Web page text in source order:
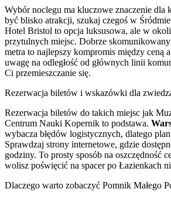
Wybór noclegu ma kluczowe znaczenie dla
być blisko atrakcji, szukaj czegoś w
Hotel Bristol to opcja luksusowa, ale w
przytulnych miejsc. Dobrze
metra to najlepszy kompromis między ceną
uwagę na odległość od głównych linii
Ci przemieszczanie się.
Rezerwacja biletów i wskazówki dla
Rezerwacja biletów do takich miejsc jak
Centrum Nauki Kopernik to podstawa.
wybacza błędów logistycznych, dlatego
Sprawdzaj strony internetowe, gdzie
godziny. To prosty sposób na oszczędność
wolisz poświęcić na spacer po Łazienkach
Dlaczego warto zobaczyć Pomnik Małego